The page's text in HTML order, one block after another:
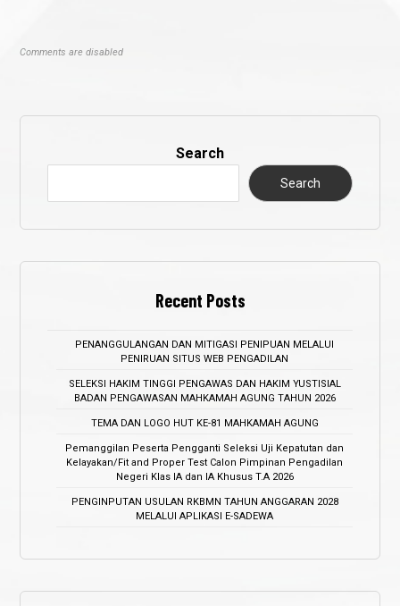
Comments are disabled
Search
Search
Recent Posts
PENANGGULANGAN DAN MITIGASI PENIPUAN MELALUI
PENIRUAN SITUS WEB PENGADILAN
SELEKSI HAKIM TINGGI PENGAWAS DAN HAKIM YUSTISIAL
BADAN PENGAWASAN MAHKAMAH AGUNG TAHUN 2026
TEMA DAN LOGO HUT KE-81 MAHKAMAH AGUNG
Pemanggilan Peserta Pengganti Seleksi Uji Kepatutan dan
Kelayakan/Fit and Proper Test Calon Pimpinan Pengadilan
Negeri Klas IA dan IA Khusus T.A 2026
PENGINPUTAN USULAN RKBMN TAHUN ANGGARAN 2028
MELALUI APLIKASI E-SADEWA